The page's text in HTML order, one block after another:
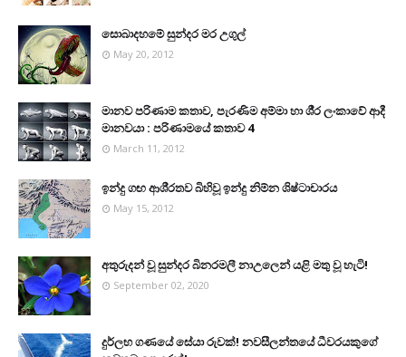
සොබාදහමේ සුන්දර මර උගුල්
May 20, 2012
මානව පරිණාම කතාව, පැරණිම අම්මා හා ශී‍්‍ර ලංකාවේ ආදී
මානවයා : පරිණාමයේ කතාව 4
March 11, 2012
ඉන්දු ගඟ ආශි‍්‍රතව බිහිවූ ඉන්දු නිම්න ශිෂ්ටාචාරය
May 15, 2012
අතුරුදන් වූ සුන්දර බිනරමලී නාඋ‍ලෙන් යළි මතු වූ හැටි!
September 02, 2020
දුර්ලභ ගණයේ සේයා රුවක්! නවසීලන්තයේ ධීවරයකුගේ